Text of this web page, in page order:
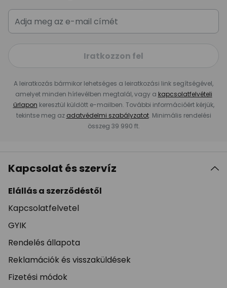
Iratkozzon fel
A leiratkozás bármikor lehetséges a leiratkozási link segítségével,
amelyet minden hírlevélben megtalál, vagy a kapcsolatfelvételi
űrlapon keresztül küldött e-mailben. További információért kérjük,
tekintse meg az adatvédelmi szabályzatot. Minimális rendelési
összeg 39 990 ft.
Kapcsolat és szervíz
Elállás a szerződéstől
Kapcsolatfelvetel
GYIK
Rendelés állapota
Reklamációk és visszaküldések
Fizetési módok